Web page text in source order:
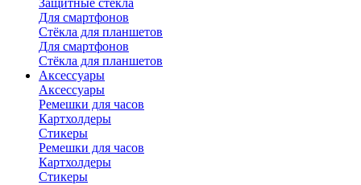
Защитные стёкла
Для смартфонов
Стёкла для планшетов
Для смартфонов
Стёкла для планшетов
Аксессуары
Аксессуары
Ремешки для часов
Картхолдеры
Стикеры
Ремешки для часов
Картхолдеры
Стикеры